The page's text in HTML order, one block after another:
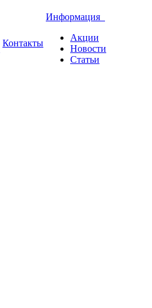
Контакты
Информация
Акции
Новости
Статьи